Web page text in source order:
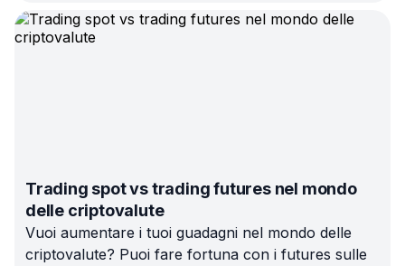
algoritmico del 2024 c'è qualcosa per tutti!
Trading spot vs trading futures nel mondo
delle criptovalute
Vuoi aumentare i tuoi guadagni nel mondo delle
criptovalute? Puoi fare fortuna con i futures sulle